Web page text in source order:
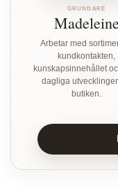
GRUNDARE
Arbetar med
kundkontakten,
kunskapsinnehållet
dagliga
butiken.